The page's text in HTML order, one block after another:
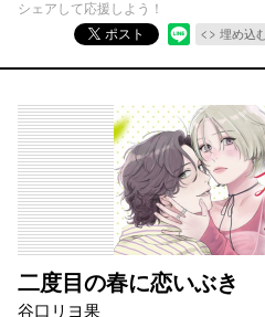
シェアして応援しよう！
ポスト
埋め込
二度目の春に恋いぶき
谷口リヨ果